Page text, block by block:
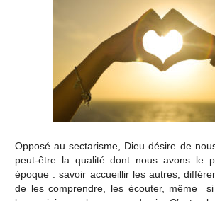
Opposé au sectarisme, Dieu désire de
peut-être la qualité dont nous avons le
époque : savoir accueillir les autres,
de les comprendre, les écouter, même